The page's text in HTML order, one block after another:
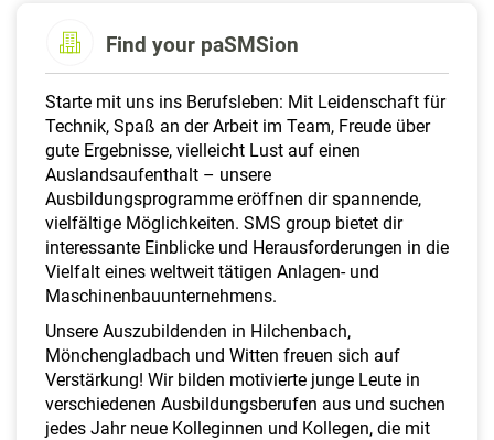
n
Find your paSMSion
Starte mit uns ins Berufsleben: Mit Leidenschaft für
Technik, Spaß an der Arbeit im Team, Freude über
gute Ergebnisse, vielleicht Lust auf einen
Auslandsaufenthalt – unsere
Ausbildungsprogramme eröffnen dir spannende,
vielfältige Möglichkeiten. SMS group bietet dir
interessante Einblicke und Herausforderungen in die
Vielfalt eines weltweit tätigen Anlagen- und
Maschinenbauunternehmens.
Unsere Auszubildenden in Hilchenbach,
Mönchengladbach und Witten freuen sich auf
Verstärkung! Wir bilden motivierte junge Leute in
verschiedenen Ausbildungsberufen aus und suchen
jedes Jahr neue Kolleginnen und Kollegen, die mit